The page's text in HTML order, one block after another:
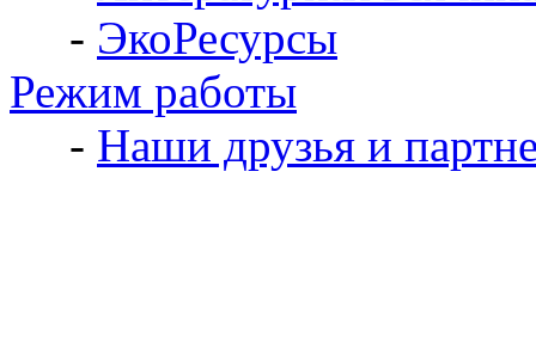
- ЭкоРесурсы
Режим работы
- Наши друзья и